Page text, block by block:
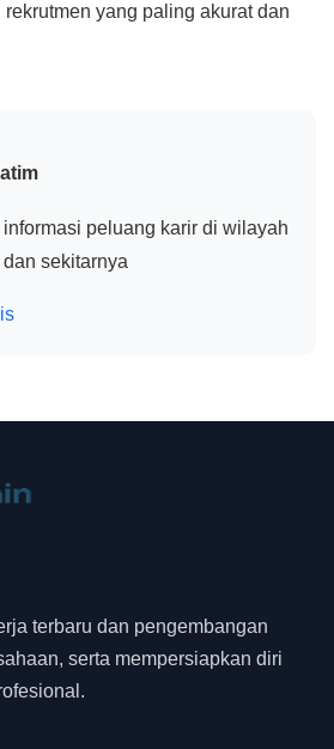
yang paling akurat dan
peluang karir di wilayah
sekitarnya
terbaru dan pengembangan
serta mempersiapkan diri